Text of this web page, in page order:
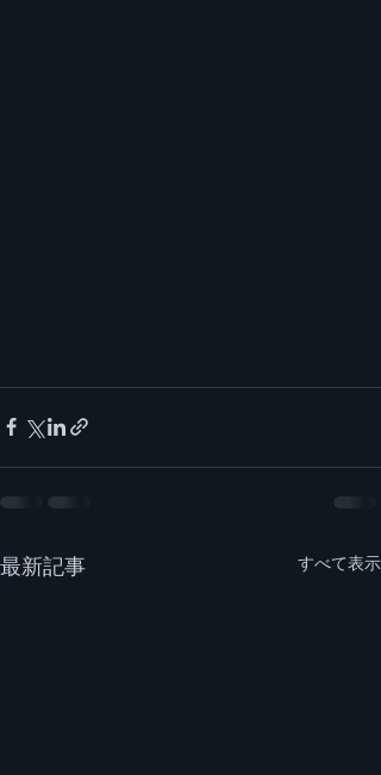
最新記事 すべて表示